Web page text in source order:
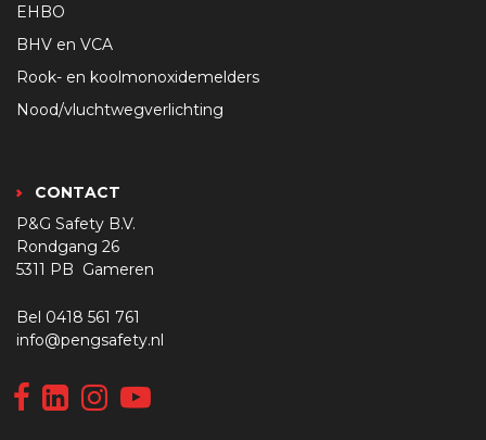
EHBO
BHV en VCA
Rook- en koolmonoxidemelders
Nood/vluchtwegverlichting
CONTACT
P&G Safety B.V.
Rondgang 26
5311 PB Gameren
Bel 0418 561 761
info@pengsafety.nl